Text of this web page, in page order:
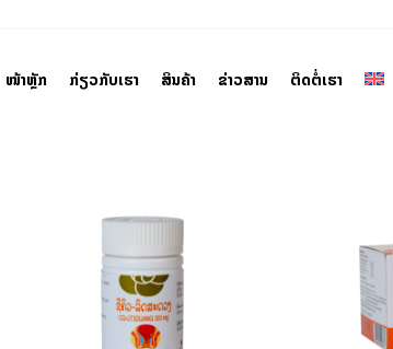
ໜ້າຫຼັກ ກ່ຽວກັບເຮົາ ສິນຄ້າ ຂ່າວສານ ຕິດຕໍ່ເຮົາ